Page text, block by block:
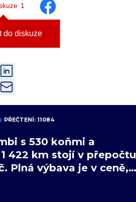
1
do diskuze
PŘEČTENÍ: 11084
s 530 koňmi a
422 km stojí v přepočtu
Plná výbava je v ceně,
mají problém